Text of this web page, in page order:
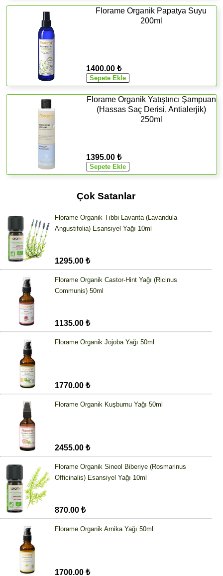
Florame Organik Papatya Suyu
200ml
1400.00 ₺
Florame Organik Yatıştırıcı Şampuan
(Hassas Saç Derisi, Antialerjik)
250ml
1395.00 ₺
Çok Satanlar
Florame Organik Tıbbi Lavanta (Lavandula
Angustifolia) Esansiyel Yağı 10ml
1295.00 ₺
Florame Organik Castor-Hint Yağı (Ricinus
Communis) 50ml
1135.00 ₺
Florame Organik Jojoba Yağı 50ml
1770.00 ₺
Florame Organik Kuşburnu Yağı 50ml
2455.00 ₺
Florame Organik Sineol Biberiye (Rosmarinus
Officinalis) Esansiyel Yağı 10ml
870.00 ₺
Florame Organik Arnika Yağı 50ml
1700.00 ₺